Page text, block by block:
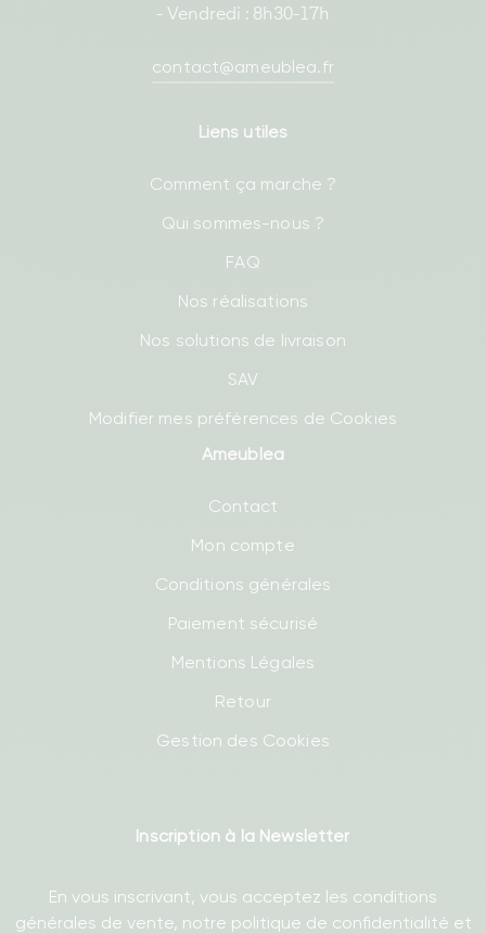
- Vendredi : 8h30-17h
contact@ameublea.fr
Liens utiles
Comment ça marche ?
Qui sommes-nous ?
FAQ
Nos réalisations
Nos solutions de livraison
SAV
Modifier mes préférences de Cookies
Ameublea
Contact
Mon compte
Conditions générales
Paiement sécurisé
Mentions Légales
Retour
Gestion des Cookies
Inscription à la Newsletter
En vous inscrivant, vous acceptez les conditions
générales de vente, notre politique de confidentialité et